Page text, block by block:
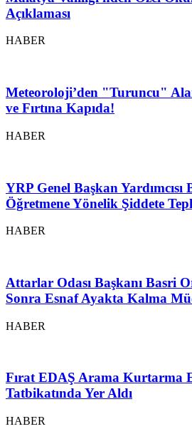
Açıklaması
HABER
Meteoroloji’den "Turuncu"
ve Fırtına Kapıda!
HABER
YRP Genel Başkan Yardımcısı
Öğretmene Yönelik Şiddete
HABER
Attarlar Odası Başkanı Basri
Sonra Esnaf Ayakta Kalma
HABER
Fırat EDAŞ Arama Kurtarma
Tatbikatında Yer Aldı
HABER